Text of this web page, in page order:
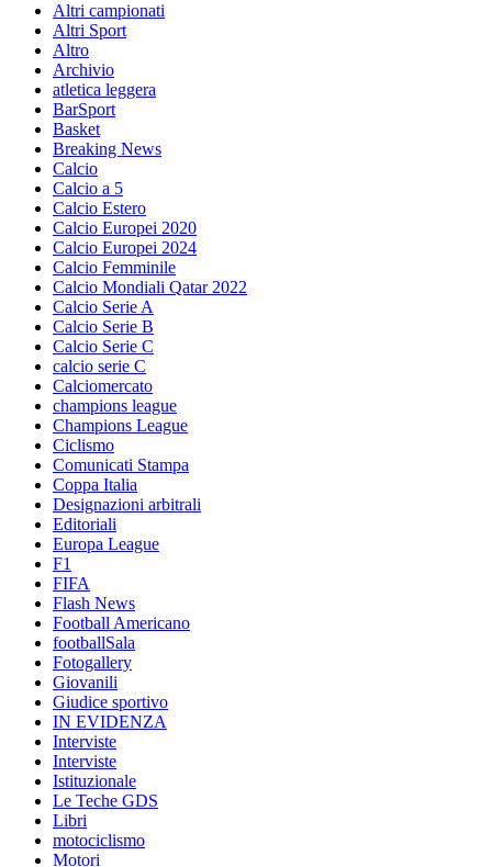
Altri campionati
Altri Sport
Altro
Archivio
atletica leggera
BarSport
Basket
Breaking News
Calcio
Calcio a 5
Calcio Estero
Calcio Europei 2020
Calcio Europei 2024
Calcio Femminile
Calcio Mondiali Qatar 2022
Calcio Serie A
Calcio Serie B
Calcio Serie C
calcio serie C
Calciomercato
champions league
Champions League
Ciclismo
Comunicati Stampa
Coppa Italia
Designazioni arbitrali
Editoriali
Europa League
F1
FIFA
Flash News
Football Americano
footballSala
Fotogallery
Giovanili
Giudice sportivo
IN EVIDENZA
Interviste
Interviste
Istituzionale
Le Teche GDS
Libri
motociclismo
Motori